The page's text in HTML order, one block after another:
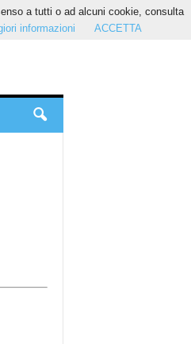
a tutti o ad alcuni cookie, consulta
informazioni ACCETTA